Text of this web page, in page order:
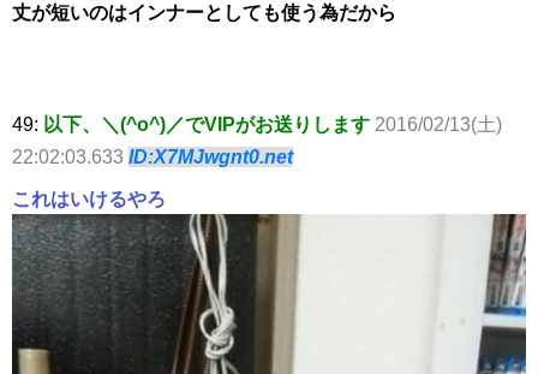
丈が短いのはインナーとしても使う為だから
49: 以下、＼(^o^)／でVIPがお送りします 2016/02/13(土)
22:02:03.633 ID:X7MJwgnt0.net
これはいけるやろ